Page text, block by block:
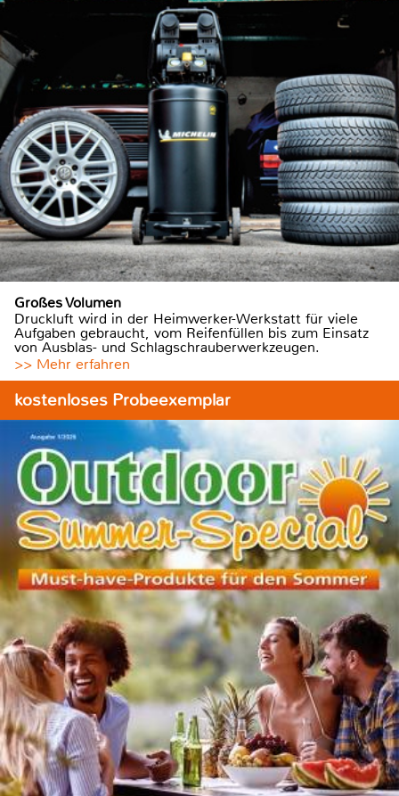
Großes Volumen
Druckluft wird in der Heimwerker-Werkstatt für viele
Aufgaben gebraucht, vom Reifenfüllen bis zum Einsatz
von Ausblas- und Schlagschrauberwerkzeugen.
>> Mehr erfahren
kostenloses Probeexemplar